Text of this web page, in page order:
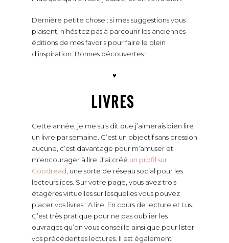
Dernière petite chose : si mes suggestions vous
plaisent, n’hésitez pas à parcourir les anciennes
éditions de mes favoris pour faire le plein
d’inspiration. Bonnes découvertes !
♥
LIVRES
Cette année, je me suis dit que j’aimerais bien lire
un livre par semaine. C’est un objectif sans pression
aucune, c’est davantage pour m’amuser et
m’encourager à lire. J’ai créé un profil sur
Goodread , une sorte de réseau social pour les
lecteurs.ices. Sur votre page, vous avez trois
étagères virtuelles sur lesquelles vous pouvez
placer vos livres : A lire, En cours de lecture et Lus.
C’est très pratique pour ne pas oublier les
ouvrages qu’on vous conseille ainsi que pour lister
vos précédentes lectures. Il est également